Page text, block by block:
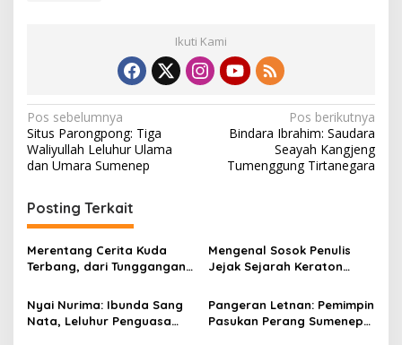
Ikuti Kami
N
a
v
i
g
a
s
i
p
Pos sebelumnya
Situs Parongpong: Tiga
Waliyullah Leluhur Ulama
dan Umara Sumenep
Pos berikutnya
Bindara Ibrahim: Saudara
Seayah Kangjeng
Tumenggung Tirtanegara
Posting Terkait
Merentang Cerita Kuda
Terbang, dari Tunggangan
Simbol Ketangguhan Para
Kesatria
Mengenal Sosok Penulis
Jejak Sejarah Keraton
Nyai Nurima: Ibunda Sang
Nata, Leluhur Penguasa
Pangeran Letnan: Pemimpin
Pasukan Perang Sumenep